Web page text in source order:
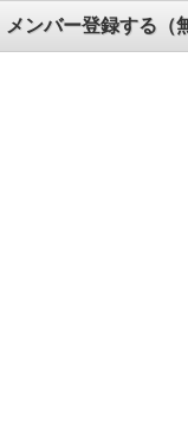
メンバー登録する（